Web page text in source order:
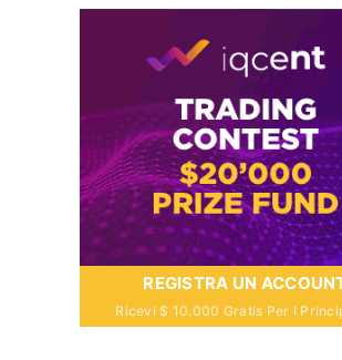
REGISTRA UN
Ricevi $ 10.000 Gratis Per I